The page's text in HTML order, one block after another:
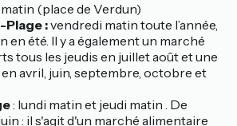
(place de Verdun)
:vendredi matin toute l’année,
en été. Il y a également un marché
tous les jeudis en juillet août et une
avril, juin, septembre, octobre et
: lundi matin et jeudi matin . De
: il s'agit d'un marché alimentaire